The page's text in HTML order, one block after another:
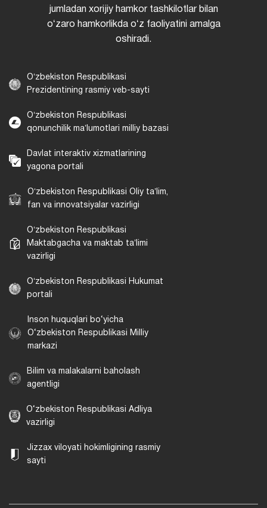
jumladan xorijiy hamkor tashkilotlar bilan
oʻzaro hamkorlikda oʻz faoliyatini amalga
oshiradi.
Oʻzbekiston Respublikasi
Prezidentining rasmiy veb-sayti
Oʻzbekiston Respublikasi
qonunchilik maʼlumotlari milliy bazasi
Davlat interaktiv xizmatlarining
yagona portali
Oʻzbekiston Respublikasi Oliy taʼlim,
fan va innovatsiyalar vazirligi
Oʻzbekiston Respublikasi
Maktabgacha va maktab taʼlimi
vazirligi
Oʻzbekiston Respublikasi Hukumat
portali
Inson huquqlari bo‘yicha
O‘zbekiston Respublikasi Milliy
markazi
Bilim va malakalarni baholash
agentligi
O‘zbekiston Respublikasi Adliya
vazirligi
Jizzax viloyati hokimligining rasmiy
sayti